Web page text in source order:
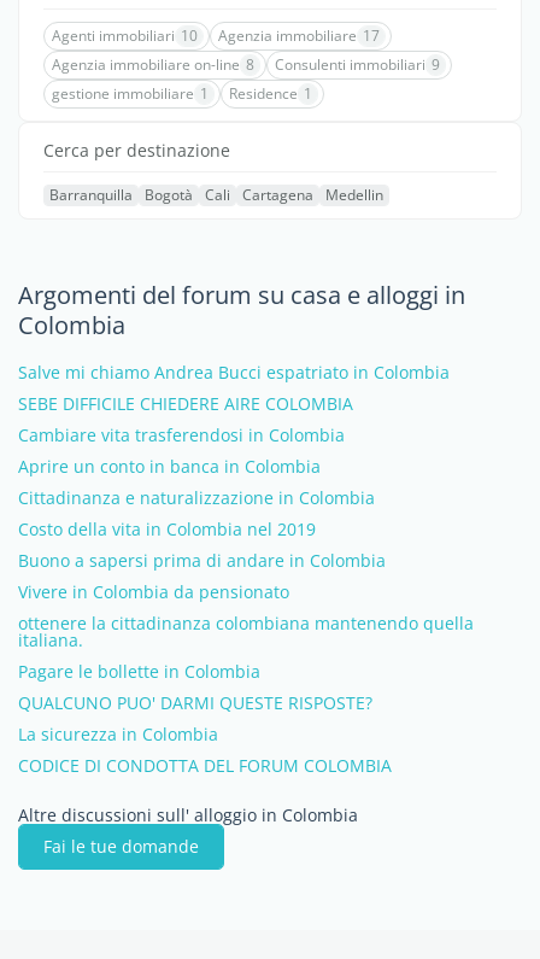
Agenti immobiliari 10 Agenzia immobiliare 17
Agenzia immobiliare on-line 8 Consulenti immobiliari 9
gestione immobiliare 1 Residence 1
Cerca per destinazione
Barranquilla Bogotà Cali Cartagena Medellin
Argomenti del forum su casa e alloggi in
Colombia
Salve mi chiamo Andrea Bucci espatriato in Colombia
SEBE DIFFICILE CHIEDERE AIRE COLOMBIA
Cambiare vita trasferendosi in Colombia
Aprire un conto in banca in Colombia
Cittadinanza e naturalizzazione in Colombia
Costo della vita in Colombia nel 2019
Buono a sapersi prima di andare in Colombia
Vivere in Colombia da pensionato
ottenere la cittadinanza colombiana mantenendo quella
italiana.
Pagare le bollette in Colombia
QUALCUNO PUO' DARMI QUESTE RISPOSTE?
La sicurezza in Colombia
CODICE DI CONDOTTA DEL FORUM COLOMBIA
Altre discussioni sull' alloggio in Colombia
Fai le tue domande